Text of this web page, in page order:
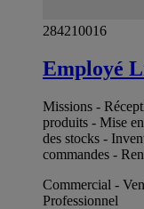
284210016
Employé
Missions -
produits - Mise
des stocks -
commandes -
Commercial -
Professionnel